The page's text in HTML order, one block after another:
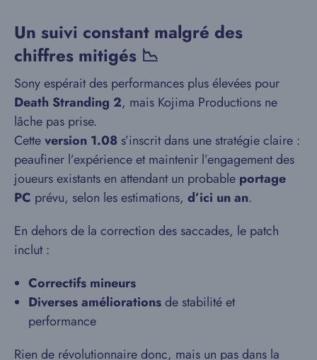
Un suivi constant malgré des
chiffres mitigés 📉
Sony espérait des performances plus élevées pour
Death Stranding 2, mais Kojima Productions ne
lâche pas prise.
Cetteversion 1.08 s’inscrit dans une stratégie claire :
peaufiner l’expérience et maintenir l’engagement des
joueurs existants en attendant un probable portage
PC prévu, selon les estimations, d’ici un an.
En dehors de la correction des saccades, le patch
inclut :
Correctifs mineurs
Diverses améliorationsde stabilité et
performance
Rien de révolutionnaire donc, mais un pas dans la